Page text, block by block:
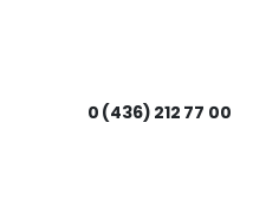
0 (436) 212 77 00